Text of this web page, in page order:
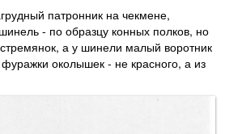
патронник на чекмене,
- по образцу конных полков, но
а у шинели малый воротник
околышек - не красного, а из